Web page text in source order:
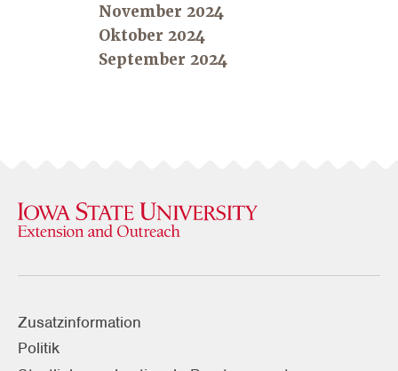
November 2024
Oktober 2024
September 2024
Zusatzinformation
Politik